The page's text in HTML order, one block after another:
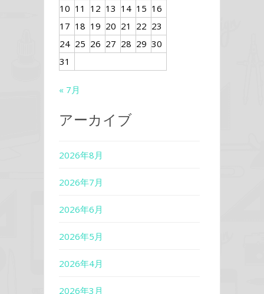
10 11 12 13 14 15 16
17 18 19 20 21 22 23
24 25 26 27 28 29 30
31
« 7月
アーカイブ
2026年8月
2026年7月
2026年6月
2026年5月
2026年4月
2026年3月